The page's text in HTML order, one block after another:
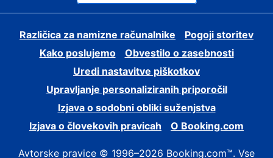
Različica za namizne računalnike
Pogoji storitev
Kako poslujemo
Obvestilo o zasebnosti
Uredi nastavitve piškotkov
Upravljanje personaliziranih priporočil
Izjava o sodobni obliki suženjstva
Izjava o človekovih pravicah
O Booking.com
Avtorske pravice © 1996–2026 Booking.com™. Vse